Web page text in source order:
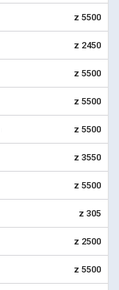
z 5500
z 2450
z 5500
z 5500
z 5500
z 3550
z 5500
z 305
z 2500
z 5500